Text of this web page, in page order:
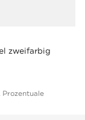
zweifarbig